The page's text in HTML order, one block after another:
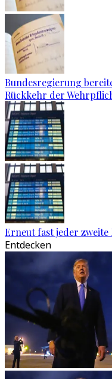
Bundesregierung
Rückkehr der
Erneut fast jeder
Entdecken